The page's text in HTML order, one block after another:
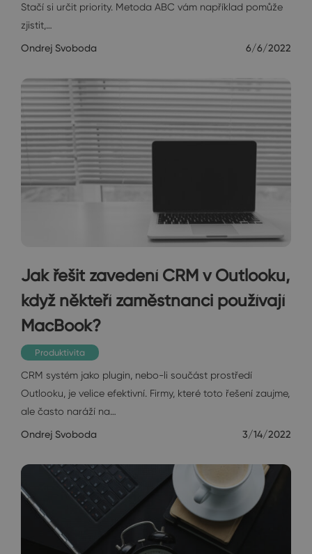
Stačí si určit priority. Metoda ABC vám například pomůže
zjistit,…
Ondrej Svoboda 6/6/2022
Jak řešit zavedení CRM v Outlooku,
když někteří zaměstnanci používají
MacBook?
Produktivita
CRM systém jako plugin, nebo-li součást prostředí
Outlooku, je velice efektivní. Firmy, které toto řešení zaujme,
ale často naráží na…
Ondrej Svoboda 3/14/2022